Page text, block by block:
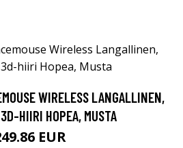
WIRELESS LANGALLINEN,
HIIRI HOPEA, MUSTA
EUR